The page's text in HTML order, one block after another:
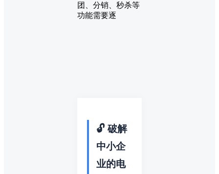
团、分销、秒杀等
功能需要逐
🔓 破解
中小企
业的电